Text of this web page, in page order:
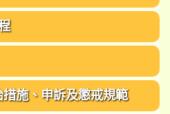
施、申訴及懲戒規範